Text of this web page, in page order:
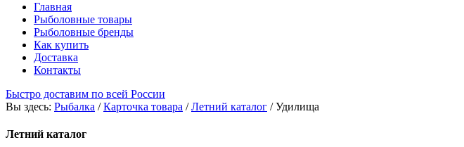
Главная
Рыболовные товары
Рыболовные бренды
Как купить
Доставка
Контакты
Быстро доставим по всей России
Вы здесь: Рыбалка /Карточка товара /Летний каталог /Удилища
Летний каталог